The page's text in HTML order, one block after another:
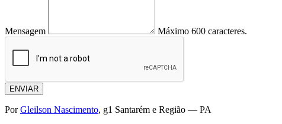
Mensagem Máximo 600 caracteres.
ENVIAR
PorGleilson Nascimento, g1 Santarém e Região — PA